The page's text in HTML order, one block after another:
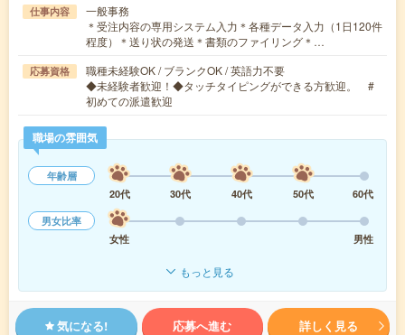
仕事内容
一般事務
＊受注内容の専用システム入力＊各種データ入力（1日120件
程度）＊送り状の発送＊書類のファイリング＊…
応募資格
職種未経験OK / ブランクOK / 英語力不要
◆未経験者歓迎！◆タッチタイピングができる方歓迎。 #
初めての派遣歓迎
職場の雰囲気
年齢層
20代
30代 40代 50代
60代
男女比率
女性
男性
もっと見る
気になる! 応募へ進む 詳しく見る